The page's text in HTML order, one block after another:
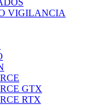
VIGILANCIA
GTX
RTX